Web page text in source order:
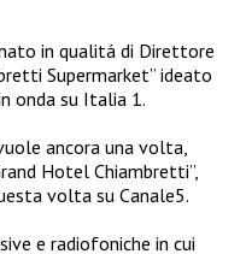
in qualitá di Direttore
Supermarket” ideato
onda su Italia 1.
ancora una volta,
Hotel Chiambretti”,
volta su Canale5.
e radiofoniche in cui